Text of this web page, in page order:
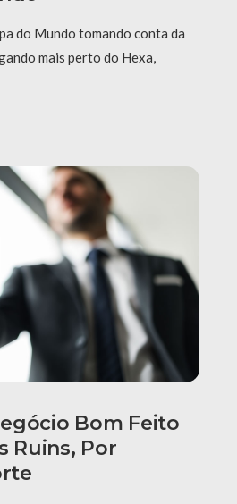
do Mundo tomando conta da
mais perto do Hexa,
Bom Feito
Ruins, Por